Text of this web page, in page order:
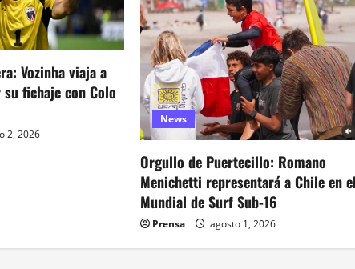
Vozinha viaja a
fichaje con Colo
2, 2026
News
Orgullo de Puertecillo: Romano
Menichetti representará a Chile en
Mundial de Surf Sub-16
Prensa agosto 1, 2026